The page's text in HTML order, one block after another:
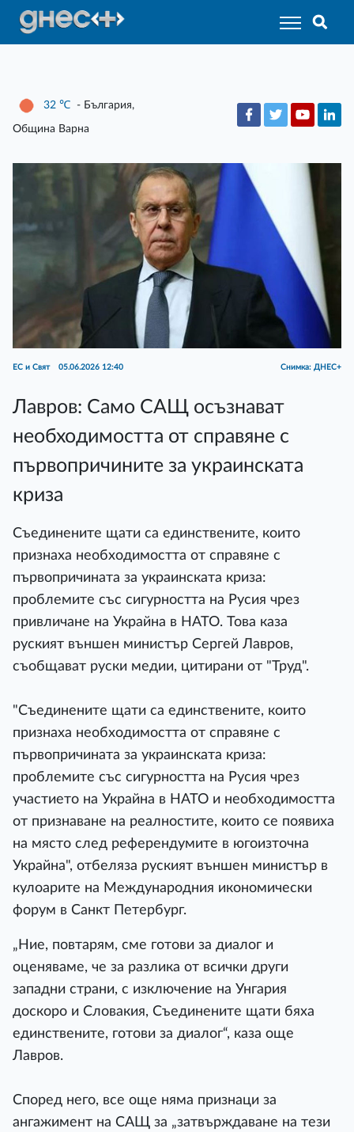
32 ℃ - България,
Община Варна
ЕС и Свят 05.06.2026 12:40 Снимка: ДНЕС+
Лавров: Само САЩ осъзнават
необходимостта от справяне с
първопричините за украинската
криза
Съединените щати са единствените, които
признаха необходимостта от справяне с
първопричината за украинската криза:
проблемите със сигурността на Русия чрез
привличане на Украйна в НАТО. Това каза
руският външен министър Сергей Лавров,
съобщават руски медии, цитирани от "Труд".
"Съединените щати са единствените, които
признаха необходимостта от справяне с
първопричината за украинската криза:
проблемите със сигурността на Русия чрез
участието на Украйна в НАТО и необходимостта
от признаване на реалностите, които се появиха
на място след референдумите в югоизточна
Украйна", отбеляза руският външен министър в
кулоарите на Международния икономически
форум в Санкт Петербург.
„Ние, повтарям, сме готови за диалог и
оценяваме, че за разлика от всички други
западни страни, с изключение на Унгария
доскоро и Словакия, Съединените щати бяха
единствените, готови за диалог“, каза още
Лавров.
Според него, все още няма признаци за
ангажимент на САЩ за „затвърждаване на тези